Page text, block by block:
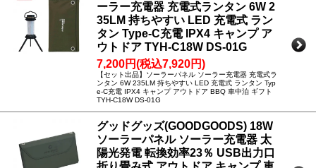
ーラー充電器 充電式ランタン 6W 2
35LM 持ちやすい LED 充電式 ラン
タン Type-C充電 IPX4 キャンプ ア
ウトドア TYH-C18W DS-01G
7,200円(税込7,920円)
【セット出品】ソーラーパネル ソーラー充電器 充電式ラ
ンタン 6W 235LM 持ちやすい LED 充電式 ランタン Typ
e-C充電 IPX4 キャンプ アウトドア BBQ 車中泊 ギフト
TYH-C18W DS-01G
グッドグッズ(GOODGOODS) 18W
ソーラーパネル ソーラー充電器 太
陽光発電 転換効率23％ USB出力口